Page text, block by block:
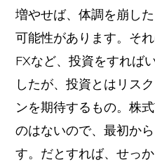
増やせば、体調を崩し
可能性があります。そ
FXなど、投資をすれば
したが、投資とはリス
ンを期待するもの。株
のはないので、最初か
す。だとすれば、せっ